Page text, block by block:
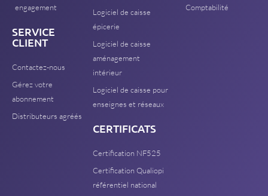
engagement
SERVICE
CLIENT
Contactez-nous
Gérez votre
abonnement
Distributeurs agréés
Logiciel de caisse
épicerie
Logiciel de caisse
aménagement
intérieur
Logiciel de caisse pour
enseignes et réseaux
CERTIFICATS
Certification NF525
Certification Qualiopi
référentiel national
Comptabilité